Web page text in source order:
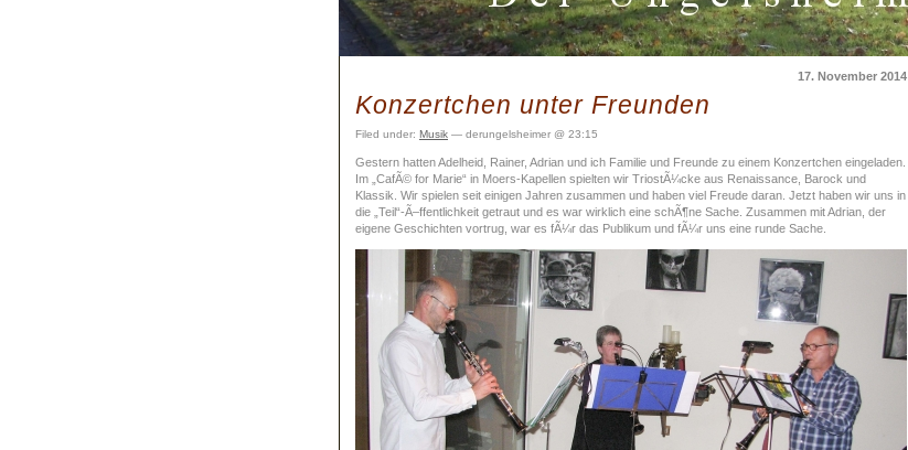
17. November 2014
Konzertchen unter Freunden
Filed under: Musik — derungelsheimer @ 23:15
Gestern hatten Adelheid, Rainer, Adrian und ich Familie und Freunde zu einem Konzertchen eingeladen.
Im „CafÃ© for Marie“ in Moers-Kapellen spielten wir TriostÃ¼cke aus Renaissance, Barock und
Klassik. Wir spielen seit einigen Jahren zusammen und haben viel Freude daran. Jetzt haben wir uns in
die „Teil“-Ã–ffentlichkeit getraut und es war wirklich eine schÃ¶ne Sache. Zusammen mit Adrian, der
eigene Geschichten vortrug, war es fÃ¼r das Publikum und fÃ¼r uns eine runde Sache.